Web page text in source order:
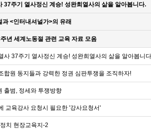
37주기 열사정신 계승! 성완희열사의 삶을 알아봅니다.
과 <인터내셔널가>의 유래
년 세계노동절 관련 교육 자료 모음
사 37주기 열사정신 계승! 성완희열사의 삶을 알아봅니
합원 동지들과 강력한 정권 심판투쟁을 조직하자!
출범, 정세와 투쟁방향
교육강사 요청시 필요한 '강사요청서'
치 현장교육지-2